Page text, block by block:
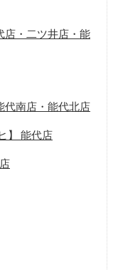
店・二ツ井店・能
代南店・能代北店
】 能代店